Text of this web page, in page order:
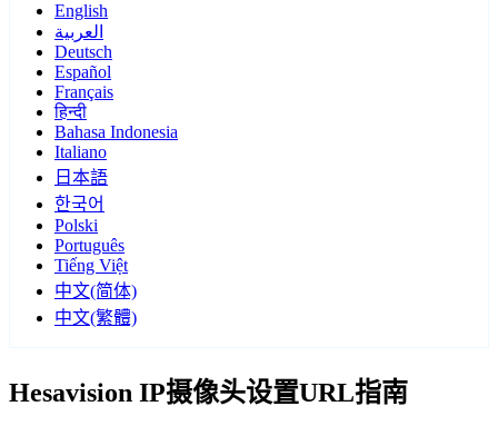
English
العربية
Deutsch
Español
Français
हिन्दी
Bahasa Indonesia
Italiano
日本語
한국어
Polski
Português
Tiếng Việt
中文(简体)
中文(繁體)
Hesavision IP摄像头设置URL指南